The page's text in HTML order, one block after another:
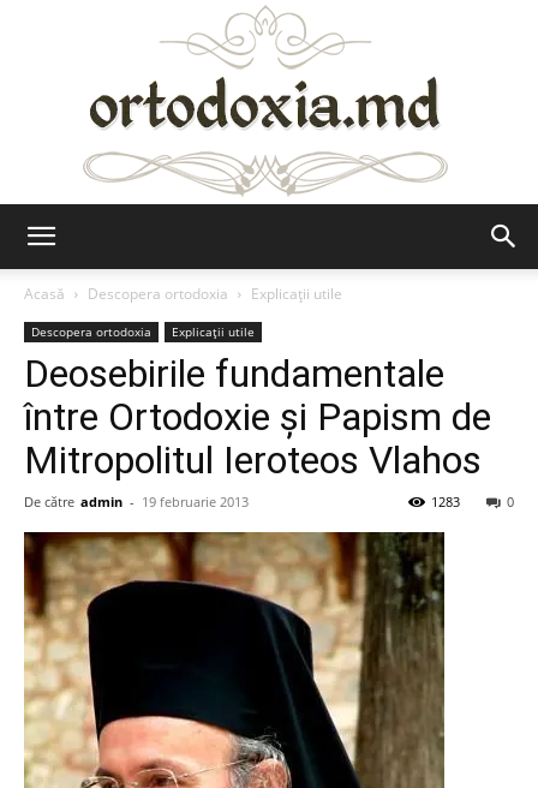
Acasă
Descopera ortodoxia Explicații utile
Descopera ortodoxia Explicații utile
Deosebirile fundamentale
între Ortodoxie şi Papism de
Mitropolitul Ieroteos Vlahos
De către admin - 19 februarie 2013 0
1283